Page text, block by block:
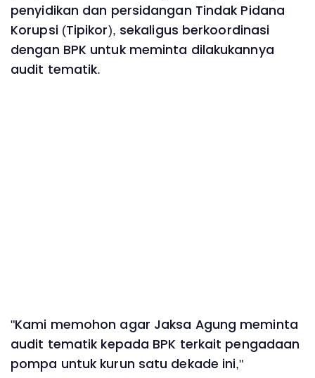
penyidikan dan persidangan Tindak Pidana
Korupsi (Tipikor), sekaligus berkoordinasi
dengan BPK untuk meminta dilakukannya
audit tematik.
"Kami memohon agar Jaksa Agung meminta
audit tematik kepada BPK terkait pengadaan
pompa untuk kurun satu dekade ini,"